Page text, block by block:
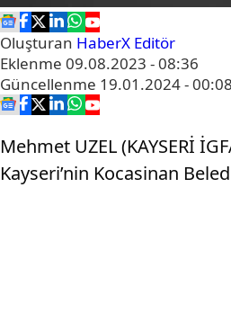
Oluşturan HaberX Editör
Eklenme 09.08.2023 - 08:36
Güncellenme 19.01.2024 - 00:08
Mehmet UZEL (KAYSERİ
Kayseri’nin Kocasinan